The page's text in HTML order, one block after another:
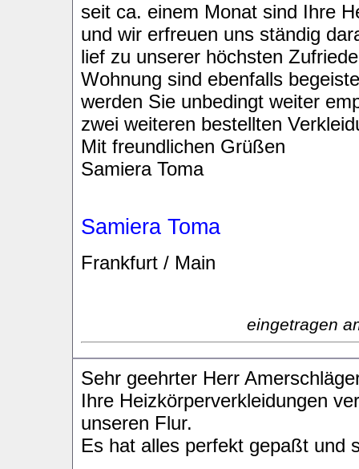
seit ca. einem Monat sind Ihre
und wir erfreuen uns ständig
lief zu unserer höchsten
Wohnung sind ebenfalls
werden Sie unbedingt weiter
zwei weiteren bestellten
Mit freundlichen Grüßen
Samiera Toma
Samiera Toma
Frankfurt / Main
eingetragen
Sehr geehrter Herr
Ihre Heizkörperverkleidungen
unseren Flur.
Es hat alles perfekt gepaßt und